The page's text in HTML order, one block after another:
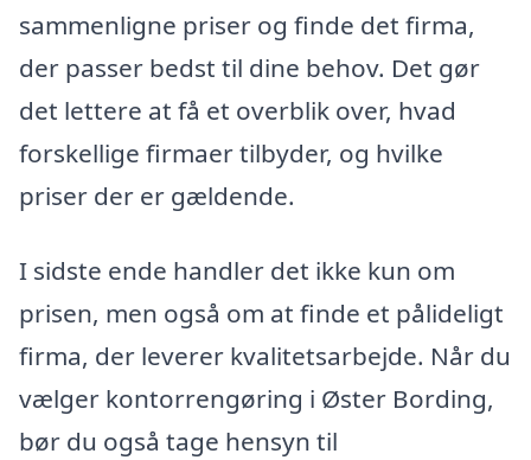
sammenligne priser og finde det firma,
der passer bedst til dine behov. Det gør
det lettere at få et overblik over, hvad
forskellige firmaer tilbyder, og hvilke
priser der er gældende.
I sidste ende handler det ikke kun om
prisen, men også om at finde et pålideligt
firma, der leverer kvalitetsarbejde. Når du
vælger kontorrengøring i Øster Bording,
bør du også tage hensyn til